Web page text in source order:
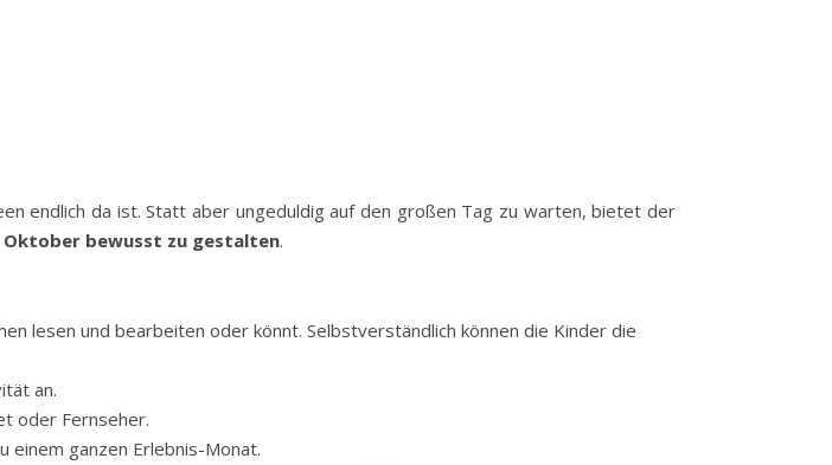
endlich da ist. Statt aber ungeduldig auf den großen Tag zu warten, bietet der
Oktober bewusst zu gestalten.
lesen und bearbeiten oder könnt. Selbstverständlich können die Kinder die
an.
oder Fernseher.
einem ganzen Erlebnis-Monat.